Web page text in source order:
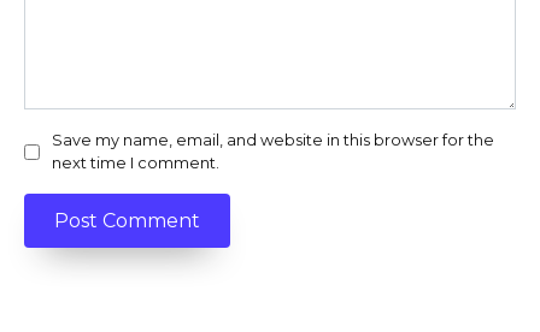
Save my name, email, and website in this browser for the
next time I comment.